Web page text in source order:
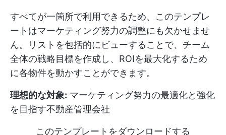
すべてが一箇所で利用できるため、このテンプレ
ートはマーケティング努力の調整にも欠かせませ
ん。リストを包括的にビューすることで、チーム
全体の戦略目標を作成し、ROIを最大化するため
に各物件を動かすことができます。
理想的な対象: マーケティング努力の最適化と強化
を目指す不動産管理会社
このテンプレートをダウンロードする